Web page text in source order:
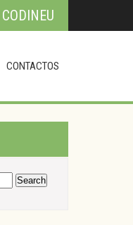
CODINEU
CONTACTOS